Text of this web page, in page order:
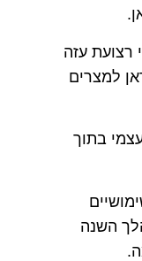
רצועת עזה
למצרים
בתוך
השנה